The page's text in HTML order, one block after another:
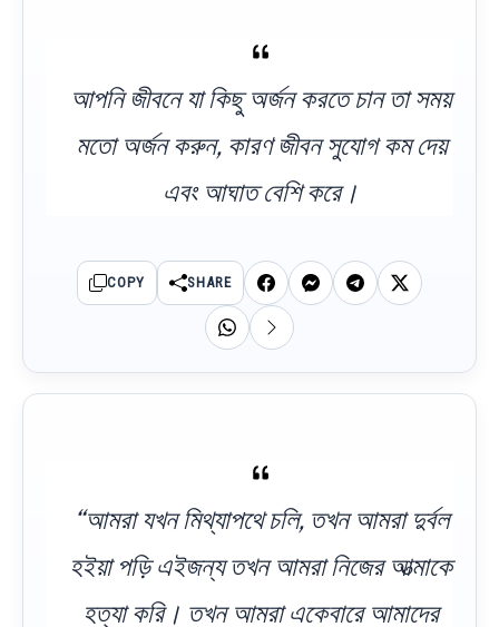
আপনি জীবনে যা কিছু অর্জন করতে চান তা সময়
মতো অর্জন করুন, কারণ জীবন সুযোগ কম দেয়
এবং আঘাত বেশি করে।
COPY SHARE
“আমরা যখন মিথ্যাপথে চলি, তখন আমরা দুর্বল
হইয়া পড়ি এইজন্য তখন আমরা নিজের আত্মাকে
হত্যা করি। তখন আমরা একেবারে আমাদের